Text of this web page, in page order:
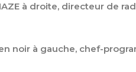
à droite, directeur de
noir à gauche, chef-